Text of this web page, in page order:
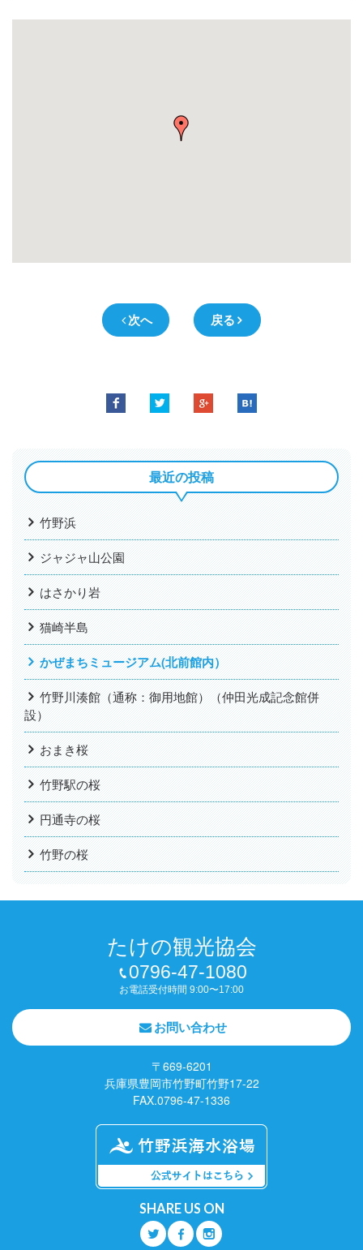
次へ 戻る
最近の投稿
竹野浜
ジャジャ山公園
はさかり岩
猫崎半島
かぜまちミュージアム(北前館内）
竹野川湊館（通称：御用地館）（仲田光成記念館併
設）
おまき桜
竹野駅の桜
円通寺の桜
竹野の桜
たけの観光協会
0796-47-1080
お電話受付時間 9:00〜17:00
お問い合わせ
〒669-6201
兵庫県豊岡市竹野町竹野17-22
FAX.0796-47-1336
SHARE US ON
Q O P